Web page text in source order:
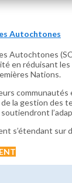
Autochtones
Autochtones
en réduisant les
Nations.
la gestion
s’étendant